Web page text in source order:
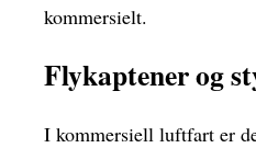
kommersielt.
Flykaptener og
I kommersiell luftfart er